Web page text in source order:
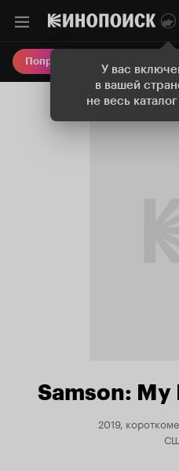
У вас
в вашей
не весь
Попробовать Плюс
Samson: My
2019,